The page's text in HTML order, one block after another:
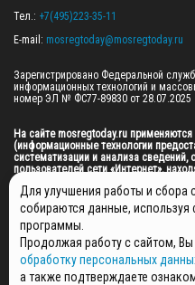
Тел.: +7(495)223-35-11
E-mail: mosregtoday@mosregtoday.ru
Зарегистрировано Федеральной
информационных технологий и
номер ЭЛ № ФС77-89830 от 28.07.2025
На сайте mosregtoday.ru
(информационные технологии
систематизации и анализа сведений,
пользователей сети «Интернет»,
© 2026 ПРАВА НА ВСЕ МАТЕРИАЛЫ
МЕДИА" (ОГРН: 1255000059467).
ПОЛИТИКА ОБРАБОТКИ И
Для улучшения работы и сбора
собираются данные,
программы.
Продолжая работу с сайтом, Вы
обработку персональных
а также подтверждаете